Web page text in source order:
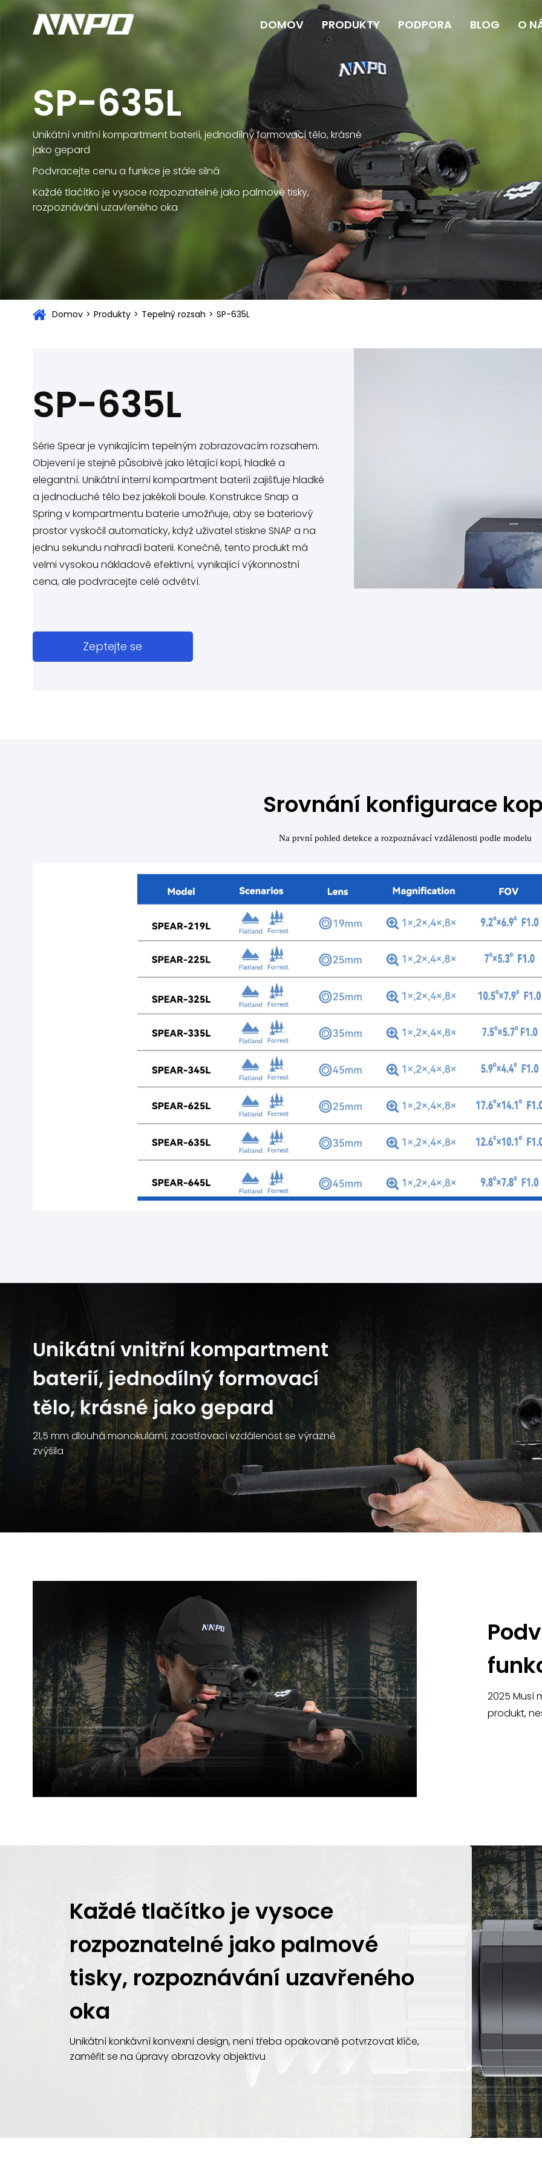
DOMOV PRODUKTY PODPORA BLOG O
SP-635L
Unikátní vnitřní kompartment baterií, jednodílný formovací tělo, krásné
jako gepard
Podvracejte cenu a funkce je stále silná
Každé tlačítko je vysoce rozpoznatelné jako palmové tisky,
rozpoznávání uzavřeného oka
Domov > Produkty > Tepelný rozsah > SP-635L
SP-635L
Série Spear je vynikajícím tepelným zobrazovacím rozsahem.
Objevení je stejně působivé jako létající kopí, hladké a
elegantní. Unikátní interní kompartment baterií zajišťuje hladké
a jednoduché tělo bez jakékoli boule. Konstrukce Snap a
Spring v kompartmentu baterie umožňuje, aby se bateriový
prostor vyskočil automaticky, když uživatel stiskne SNAP a na
jednu sekundu nahradí baterii. Konečně, tento produkt má
velmi vysokou nákladově efektivní, vynikající výkonnostní
cena, ale podvracejte celé odvětví.
Zeptejte se
Srovnání konfigurace
Na první pohled detekce a rozpoznávací vzdálenosti podle modelu
Unikátní vnitřní kompartment
baterií, jednodílný formovací
tělo, krásné jako gepard
21,5 mm dlouhá monokulární, zaostřovací vzdálenost se výrazně
zvýšila
2025 Musí
produkt,
Každé tlačítko je vysoce
rozpoznatelné jako palmové
tisky, rozpoznávání uzavřeného
oka
Unikátní konkávní konvexní design, není třeba opakovaně potvrzovat klíče,
zaměřit se na úpravy obrazovky objektivu